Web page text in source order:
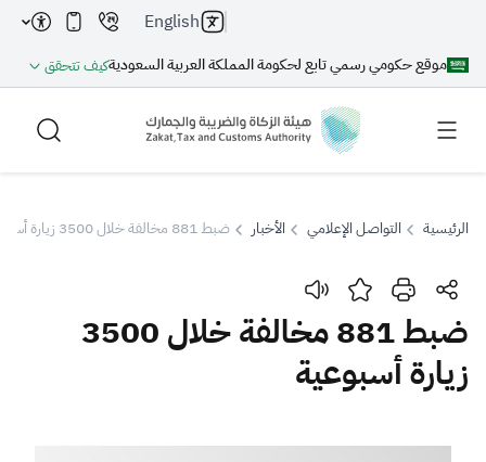
موقع حكومي رسمي تابع لحكومة المملكة العربية السعوديةكيف تتحقق
English
بحث
بحث بحث AI
اقتراحات
الرئيسية التواصل الإعلامي الأخبار ضبط 881 مخالفة خلال 3500 زيارة أسبوعية
ضبط 881 مخالفة خلال 3500
زيارة أسبوعية